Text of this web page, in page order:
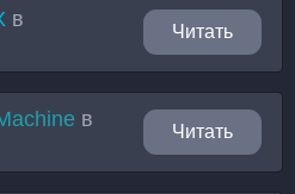
в
Читать
в
Читать